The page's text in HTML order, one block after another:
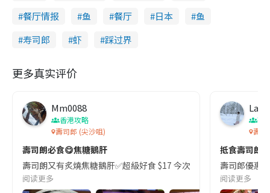
餐厅情报
鱼 餐厅 日本
鱼
寿司郎
虾 踩过界
更多真实评价
Mm0088
香港攻略
壽司郎 (尖沙咀)
壽司朗必食😋焦糖鵝肝
壽司朗又有炙燒焦糖鵝肝✅超級好食 $17 今次我總試左另外2款
阅读更多
Lala
著
壽司
抵食壽司郎
壽司郎優惠
阅读更多